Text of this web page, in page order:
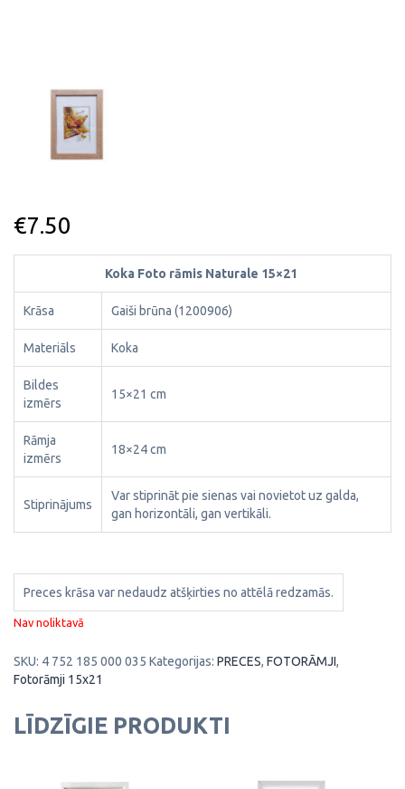
€7.50
Koka Foto rāmis Naturale 15×21
Krāsa Gaiši brūna (1200906)
Materiāls Koka
Bildes
izmērs
15×21 cm
Rāmja
izmērs
18×24 cm
Stiprinājums
Var stiprināt pie sienas vai novietot uz galda,
gan horizontāli, gan vertikāli.
Preces krāsa var nedaudz atšķirties no attēlā redzamās.
Nav noliktavā
SKU: 4 752 185 000 035 Kategorijas: PRECES, FOTORĀMJI,
Fotorāmji 15x21
LĪDZĪGIE PRODUKTI